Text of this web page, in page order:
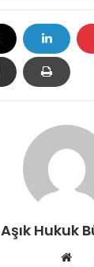
Aşık Hukuk